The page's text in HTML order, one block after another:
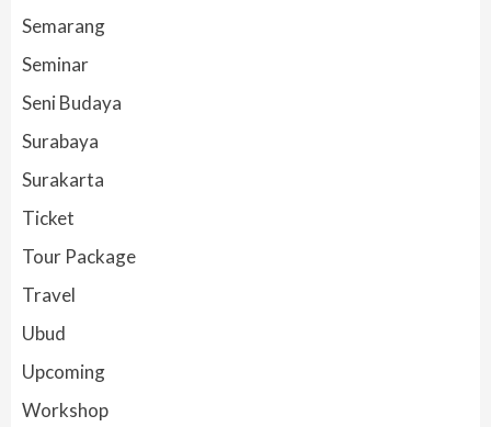
Semarang
Seminar
Seni Budaya
Surabaya
Surakarta
Ticket
Tour Package
Travel
Ubud
Upcoming
Workshop